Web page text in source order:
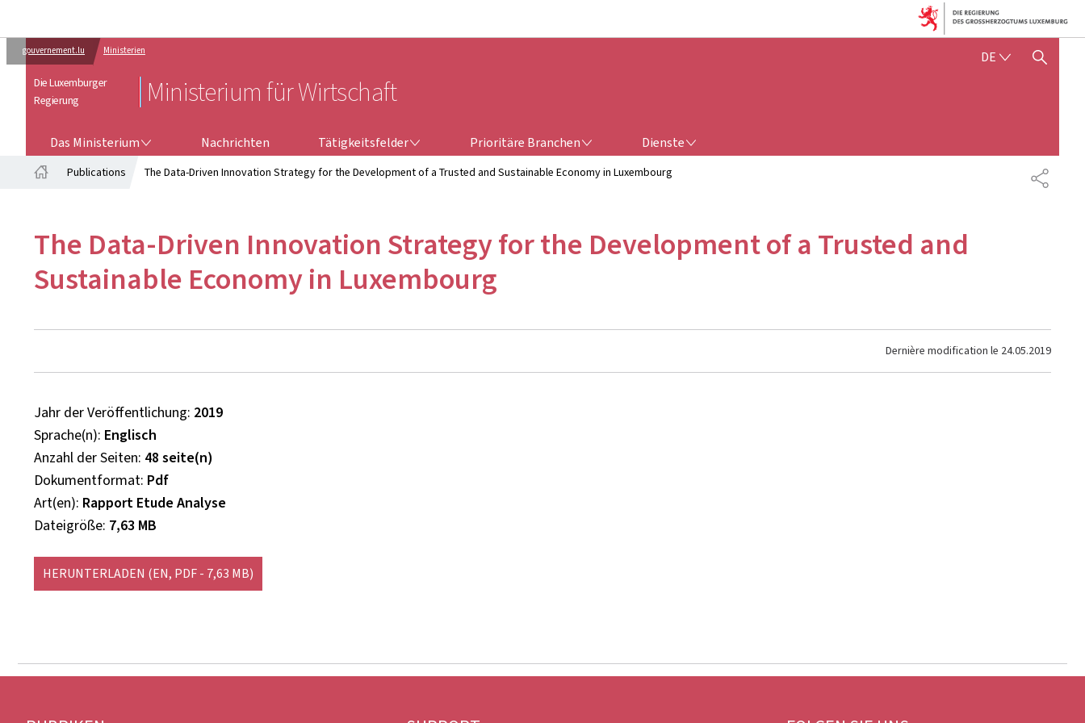
gouvernement.lu Ministerien
Die Luxemburger
Regierung
Ministerium für Wirtschaft
DE DEUTSCH
SUCHFLED ANZEIGEN /
Das Ministerium Nachrichten Tätigkeitsfelder Prioritäre Branchen Dienste
Publications The Data-Driven Innovation Strategy for the Development of a Trusted and Sustainable Economy in Luxembourg
The Data-Driven Innovation Strategy for the Development of a Trusted and
Sustainable Economy in Luxembourg
Dernière modification le 24.05.2019
Jahr der Veröffentlichung 2019
Sprache(n) Englisch
Anzahl der Seiten 48 seite(n)
Dokumentformat Pdf
Art(en) Rapport Etude Analyse
Dateigröße 7,63 MB
HERUNTERLADEN (EN, PDF - 7,63 MB)